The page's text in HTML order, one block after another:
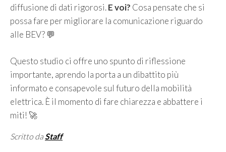
diffusione di dati rigorosi.E voi? Cosa pensate che si
possa fare per migliorare la comunicazione riguardo
alle BEV? 💬
Questo studio ci offre uno spunto di riflessione
importante, aprendo la porta a un dibattito più
informato e consapevole sul futuro della mobilità
elettrica. È il momento di fare chiarezza e abbattere i
miti! 🚀
Scritto da Staff